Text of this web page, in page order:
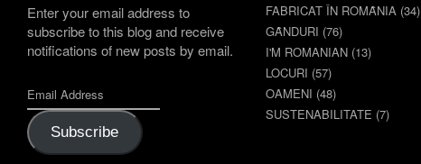
Enter your email address to
subscribe to this blog and receive
notifications of new posts by email.
Subscribe
FABRICAT ÎN ROMȂNIA(34)
GȂNDURI (76)
I'M ROMANIAN(13)
LOCURI (57)
OAMENI (48)
SUSTENABILITATE (7)